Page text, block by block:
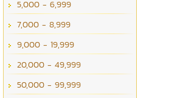
5,000 - 6,999
7,000 - 8,999
9,000 - 19,999
20,000 - 49,999
50,000 - 99,999